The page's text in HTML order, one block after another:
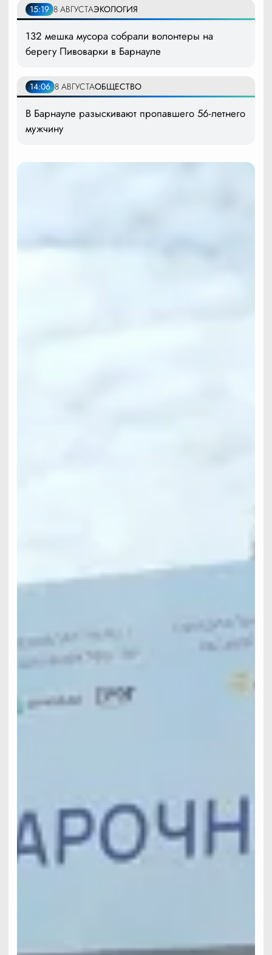
15:19 8 АВГУСТАЭКОЛОГИЯ
132 мешка мусора собрали волонтеры на
берегу Пивоварки в Барнауле
14:06 8 АВГУСТАОБЩЕСТВО
В Барнауле разыскивают пропавшего 56-летнего
мужчину